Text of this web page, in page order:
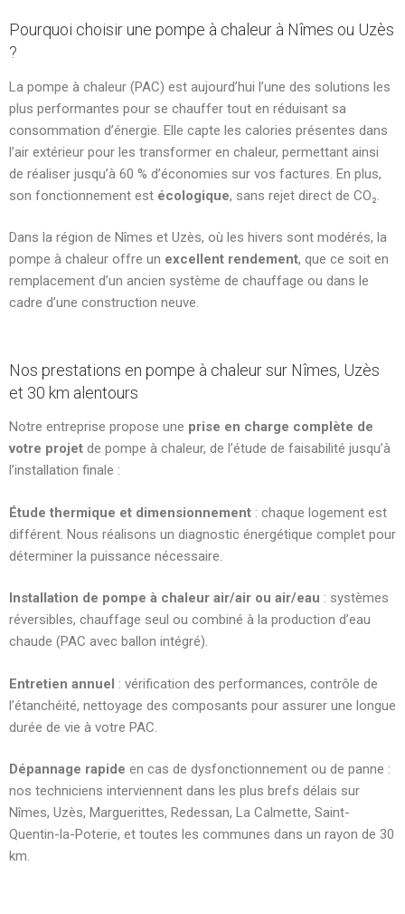
Pourquoi choisir une pompe à chaleur à Nîmes ou Uzès
?
La pompe à chaleur (PAC) est aujourd’hui l’une des solutions les
plus performantes pour se chauffer tout en réduisant sa
consommation d’énergie. Elle capte les calories présentes dans
l’air extérieur pour les transformer en chaleur, permettant ainsi
de réaliser jusqu’à 60 % d’économies sur vos factures. En plus,
son fonctionnement est écologique, sans rejet direct de CO₂.
Dans la région de Nîmes et Uzès, où les hivers sont modérés, la
pompe à chaleur offre un excellent rendement, que ce soit en
remplacement d’un ancien système de chauffage ou dans le
cadre d’une construction neuve.
Nos prestations en pompe à chaleur sur Nîmes, Uzès
et 30 km alentours
Notre entreprise propose une prise en charge complète de
votre projet de pompe à chaleur, de l’étude de faisabilité jusqu’à
l’installation finale :
Étude thermique et dimensionnement : chaque logement est
différent. Nous réalisons un diagnostic énergétique complet pour
déterminer la puissance nécessaire.
Installation de pompe à chaleur air/air ou air/eau : systèmes
réversibles, chauffage seul ou combiné à la production d’eau
chaude (PAC avec ballon intégré).
Entretien annuel : vérification des performances, contrôle de
l’étanchéité, nettoyage des composants pour assurer une longue
durée de vie à votre PAC.
Dépannage rapide en cas de dysfonctionnement ou de panne :
nos techniciens interviennent dans les plus brefs délais sur
Nîmes, Uzès, Marguerittes, Redessan, La Calmette, Saint-
Quentin-la-Poterie, et toutes les communes dans un rayon de 30
km.